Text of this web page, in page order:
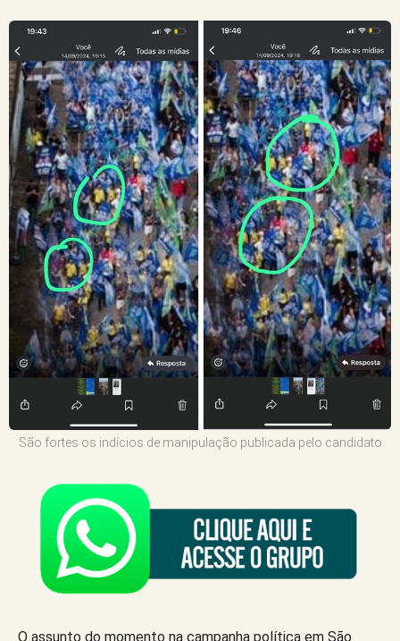
São fortes os indícios de manipulação publicada pelo candidato
O assunto do momento na campanha política em São